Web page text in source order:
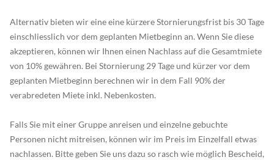
Alternativ bieten wir eine eine kürzere Stornierungsfrist bis 30 Tage
einschliesslich vor dem geplanten Mietbeginn an. Wenn Sie diese
akzeptieren, können wir Ihnen einen Nachlass auf die Gesamtmiete
von 10% gewähren. Bei Stornierung 29 Tage und kürzer vor dem
geplanten Mietbeginn berechnen wir in dem Fall 90% der
verabredeten Miete inkl. Nebenkosten.
Falls Sie mit einer Gruppe anreisen und einzelne gebuchte
Personen nicht mitreisen, können wir im Preis im Einzelfall etwas
nachlassen. Bitte geben Sie uns dazu so rasch wie möglich Bescheid,